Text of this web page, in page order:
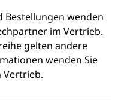
wenden
im Vertrieb.
gelten andere
wenden Sie
Vertrieb.